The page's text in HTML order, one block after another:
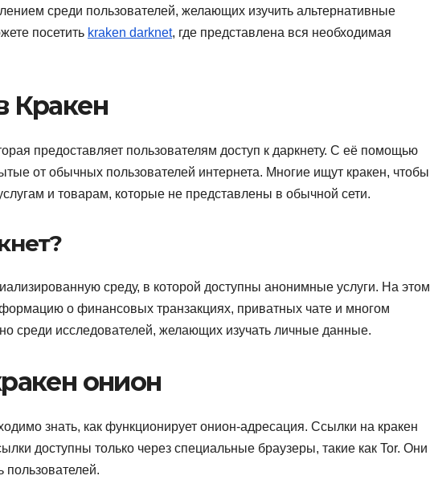
среди пользователей, желающих изучить альтернативные
посетить kraken darknet, где представлена вся необходимая
Кракен
предоставляет пользователям доступ к даркнету. С её помощью
от обычных пользователей интернета. Многие ищут кракен, чтобы
и товарам, которые не представлены в обычной сети.
среду, в которой доступны анонимные услуги. На этом
о финансовых транзакциях, приватных чате и многом
среди исследователей, желающих изучать личные данные.
онион
знать, как функционирует онион-адресация. Ссылки на кракен
доступны только через специальные браузеры, такие как Tor. Они
пользователей.